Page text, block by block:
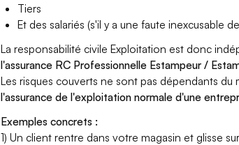
Tiers
Et des salariés (s'il y a une faute inexcusable
La responsabilité civile Exploitation est donc
l'assurance RC Professionnelle Estampeur /
Les risques couverts ne sont pas dépendants
l'assurance de l'exploitation normale d'une
Exemples concrets :
1) Un client rentre dans votre magasin et glisse